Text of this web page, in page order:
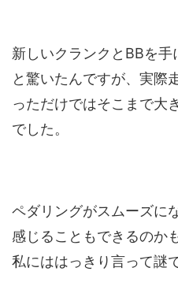
新しいクランクとBBを手
と驚いたんですが、実際
っただけではそこまで大
でした。
ペダリングがスムーズに
感じることもできるのか
私にははっきり言って謎